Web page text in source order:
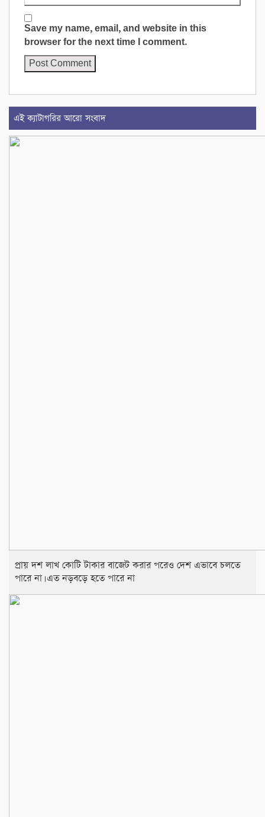
Save my name, email, and website in this
browser for the next time I comment.
এই ক্যাটাগরির আরো সংবাদ
প্রায় দশ লাখ কোটি টাকার বাজেট করার পরেও দেশ এভাবে চলতে
পারে না। এত নড়বড়ে হতে পারে না